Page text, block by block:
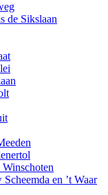
de Sikslaan
en ’t Waar